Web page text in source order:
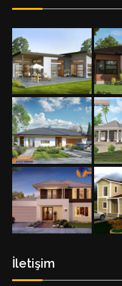
İletişim